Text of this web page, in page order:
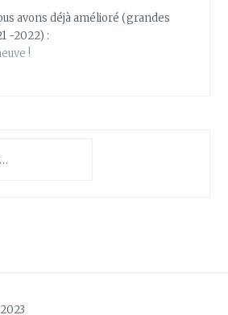
avons déjà amélioré (grandes
-2022) :
!